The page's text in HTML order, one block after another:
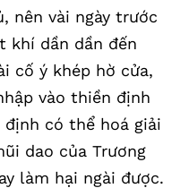
nên vài ngày trước
khí dần dần đến
cố ý khép hờ cửa,
vào thiền định
có thể hoá giải
dao của Trương
làm hại ngài được.